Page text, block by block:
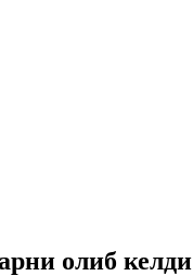
олиб келди